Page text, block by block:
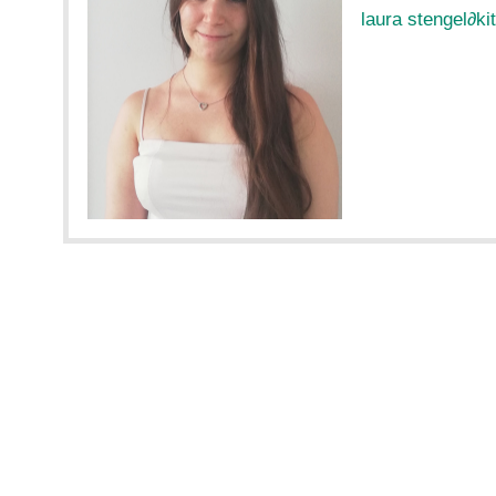
laura stengel∂